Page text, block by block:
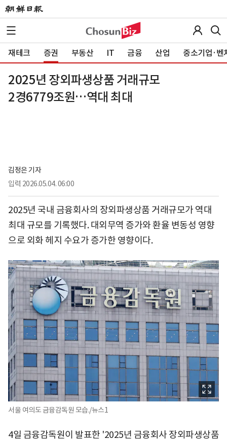
재테크 증권 부동산 IT 금융 산업 중소기업·벤
2025년 장외파생상품 거래규모
2경6779조원…역대 최대
김정은 기자
입력 2026.05.04. 06:00
2025년 국내 금융회사의 장외파생상품 거래규모가 역대
최대 규모를 기록했다. 대외무역 증가와 환율 변동성 영향
으로 외화 헤지 수요가 증가한 영향이다.
서울 여의도 금융감독원 모습./뉴스1
4일 금융감독원이 발표한 '2025년 금융회사 장외파생상품